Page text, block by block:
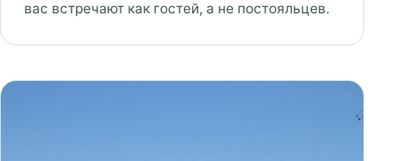
вас встречают как гостей, а не постояльцев.